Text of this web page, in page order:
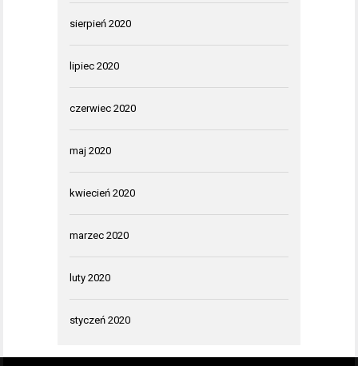
sierpień 2020
lipiec 2020
czerwiec 2020
maj 2020
kwiecień 2020
marzec 2020
luty 2020
styczeń 2020